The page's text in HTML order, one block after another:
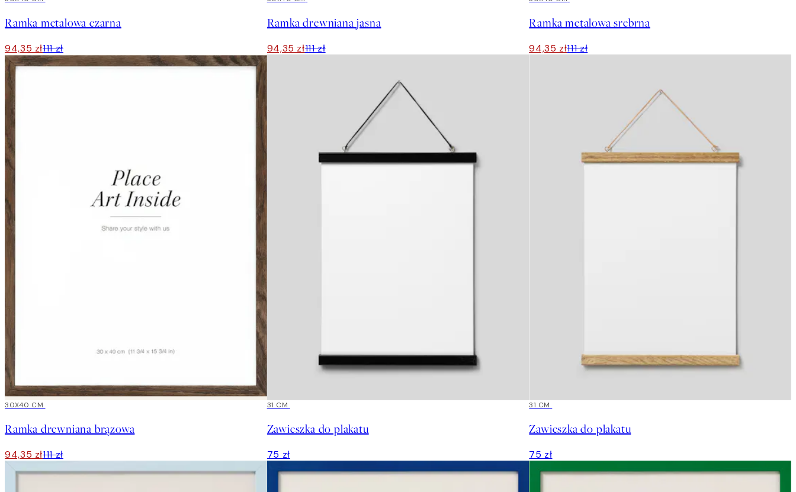
Ramka metalowa czarna
94,35 zł111 zł
Ramka drewniana jasna
94,35 zł111 zł
Ramka metalowa srebrna
94,35 zł111 zł
15%*
30X40 CM
Ramka drewniana brązowa
94,35 zł111 zł
31 CM
Zawieszka do plakatu
75 zł
31 CM
Zawieszka do plakatu
75 zł